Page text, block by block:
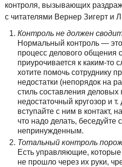
контроля, вызывающих
с читателями Вернер Зигерт и
Контроль не должен
Нормальный контроль —
процесс делового общения
приурочивается к каким-то
хотите помочь сотруднику
недостатки (непорядок на
стиль составления деловых
недостаточный кругозор и
вступайте с ним в контакт,
что надо делать, беседуйте
непринужденным.
Тотальный контроль
Есть управляющие, которые
не прошло через их руки,